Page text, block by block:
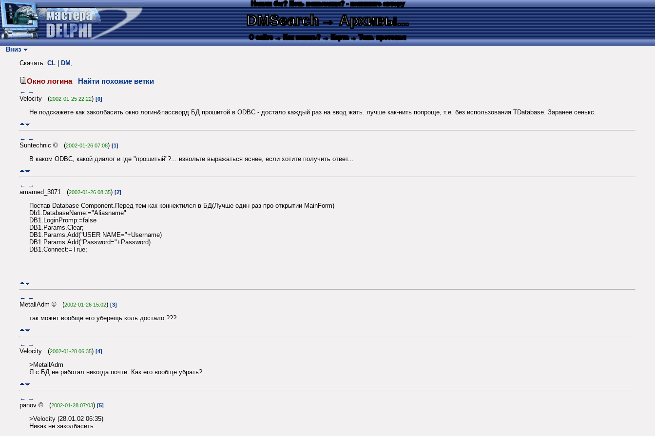
Нашли баг? Есть пожелания? - напишите автору
DMSearch→ Архивы...
О сайте → Как искать? → Карта → Текс. протокол
Вниз
Скачать: CL DM ;
Окно логина Найти похожие ветки
← →
Velocity (2002-01-25 22:22) [0]
Не подскажете как заколбасить окно логин&пассворд БД прошитой в ODBC - достало каждый раз на ввод жать. лучше как-нить попроще, т.е. без использования TDatabase. Заранее сенькс.
← →
Suntechnic © (2002-01-26 07:08) [1]
В каком ODBC, какой диалог и где "прошитый"?... извольте выражаться яснее, если хотите получить ответ...
← →
amamed_3071 (2002-01-26 08:35) [2]
Постав Database Component.Перед тем как коннектился в БД(Лучше один раз про открытии MainForm)
Db1.DatabaseName:="Aliasname"
DB1.LoginPromp:=false
DB1.Params.Clear;
DB1.Params.Add("USER NAME="+Username)
DB1.Params.Add("Password="+Password)
DB1.Connect:=True;
← →
MetallAdm © (2002-01-26 15:02) [3]
так может вообще его уберещь коль достало ???
← →
Velocity (2002-01-28 06:35) [4]
>MetallAdm
Я с БД не работал никогда почти. Как его вообще убрать?
← →
panov © (2002-01-28 07:03) [5]
>Velocity (28.01.02 06:35)
Никак не заколбасить.